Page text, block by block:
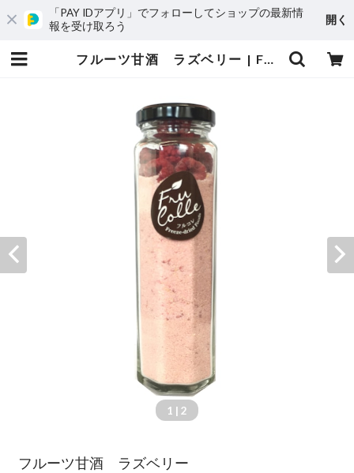
「PAY IDアプリ」でフォローしてショップの最新情
報を受け取ろう
開く
フルーツ甘酒 ラズベリー | FruColle（フルコレ）オンラインストア
1 | 2
フルーツ甘酒 ラズベリー